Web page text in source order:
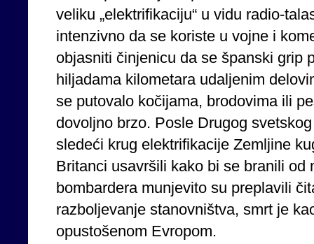
veliku „elektrifikaciju“ u vidu radio-
intenzivno da se koriste u vojne i
objasniti činjenicu da se španski grip
hiljadama kilometara udaljenim
se putovalo kočijama, brodovima ili
dovoljno brzo. Posle Drugog
sledeći krug elektrifikacije Zemljine
Britanci usavršili kako bi se branili od
bombardera munjevito su preplavili
razboljevanje stanovništva, smrt je
opustošenom Evropom.